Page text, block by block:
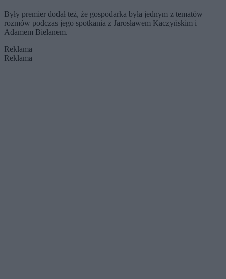
Były premier dodał też, że gospodarka była jednym z tematów
rozmów podczas jego spotkania z Jarosławem Kaczyńskim i
Adamem Bielanem.
Reklama
Reklama